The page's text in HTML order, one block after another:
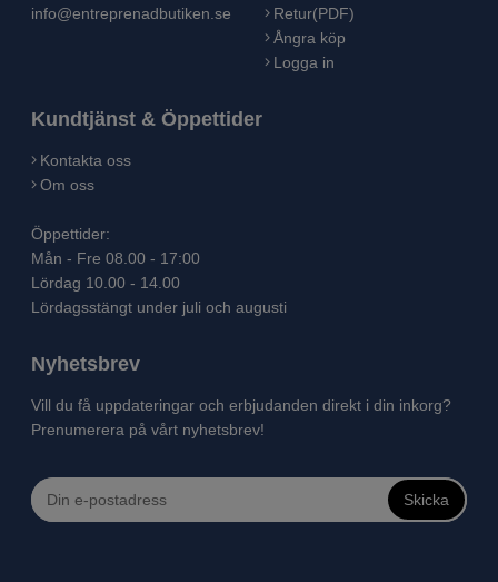
info@entreprenadbutiken.se
Retur(PDF)
Ångra köp
Logga in
Kundtjänst & Öppettider
Kontakta oss
Om oss
Öppettider:
Mån - Fre 08.00 - 17:00
Lördag 10.00 - 14.00
Lördagsstängt under juli och augusti
Nyhetsbrev
Vill du få uppdateringar och erbjudanden direkt i din inkorg?
Prenumerera på vårt nyhetsbrev!
Skicka